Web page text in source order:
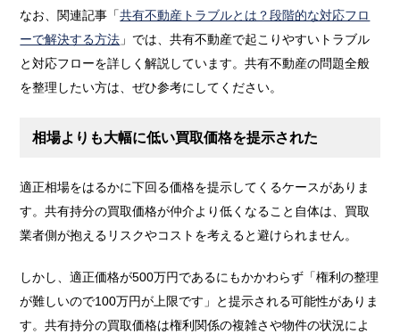
なお、関連記事「共有不動産トラブルとは？段階的な対応フロ
ーで解決する方法 」では、共有不動産で起こりやすいトラブル
と対応フローを詳しく解説しています。共有不動産の問題全般
を整理したい方は、ぜひ参考にしてください。
相場よりも大幅に低い買取価格を提示された
適正相場をはるかに下回る価格を提示してくるケースがありま
す。共有持分の買取価格が仲介より低くなること自体は、買取
業者側が抱えるリスクやコストを考えると避けられません。
しかし、適正価格が500万円であるにもかかわらず「権利の整理
が難しいので100万円が上限です」と提示される可能性がありま
す。共有持分の買取価格は権利関係の複雑さや物件の状況によ